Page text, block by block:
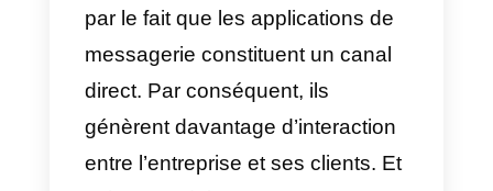
communautés.